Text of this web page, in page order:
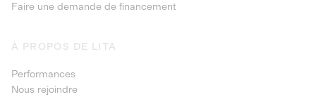
Faire une demande de financement
À PROPOS DE LITA
Performances
Nous rejoindre